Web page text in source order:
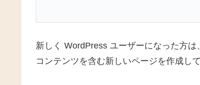
新しく WordPress ユーザーになった方は、
コンテンツを含む新しいページを作成し